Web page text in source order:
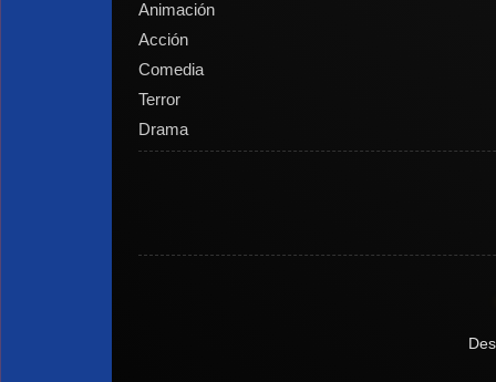
Animación
Acción
Comedia
Terror
Drama